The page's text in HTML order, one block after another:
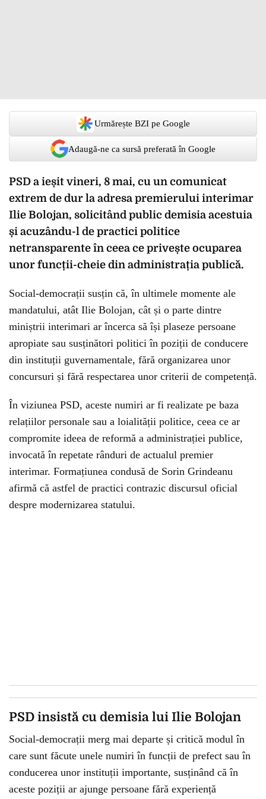
Urmărește BZI pe Google
Adaugă-ne ca sursă preferată în Google
PSD a ieșit vineri, 8 mai, cu un comunicat
extrem de dur la adresa premierului interimar
Ilie Bolojan, solicitând public demisia acestuia
și acuzându-l de practici politice
netransparente în ceea ce privește ocuparea
unor funcții-cheie din administrația publică.
Social-democrații susțin că, în ultimele momente ale
mandatului, atât Ilie Bolojan, cât și o parte dintre
miniștrii interimari ar încerca să își plaseze persoane
apropiate sau susținători politici în poziții de conducere
din instituții guvernamentale, fără organizarea unor
concursuri și fără respectarea unor criterii de competență.
În viziunea PSD, aceste numiri ar fi realizate pe baza
relațiilor personale sau a loialității politice, ceea ce ar
compromite ideea de reformă a administrației publice,
invocată în repetate rânduri de actualul premier
interimar. Formațiunea condusă de Sorin Grindeanu
afirmă că astfel de practici contrazic discursul oficial
despre modernizarea statului.
PSD insistă cu demisia lui Ilie Bolojan
Social-democrații merg mai departe și critică modul în
care sunt făcute unele numiri în funcții de prefect sau în
conducerea unor instituții importante, susținând că în
aceste poziții ar ajunge persoane fără experiență